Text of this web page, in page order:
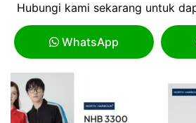
Hubungi kami sekarang untuk
WhatsApp